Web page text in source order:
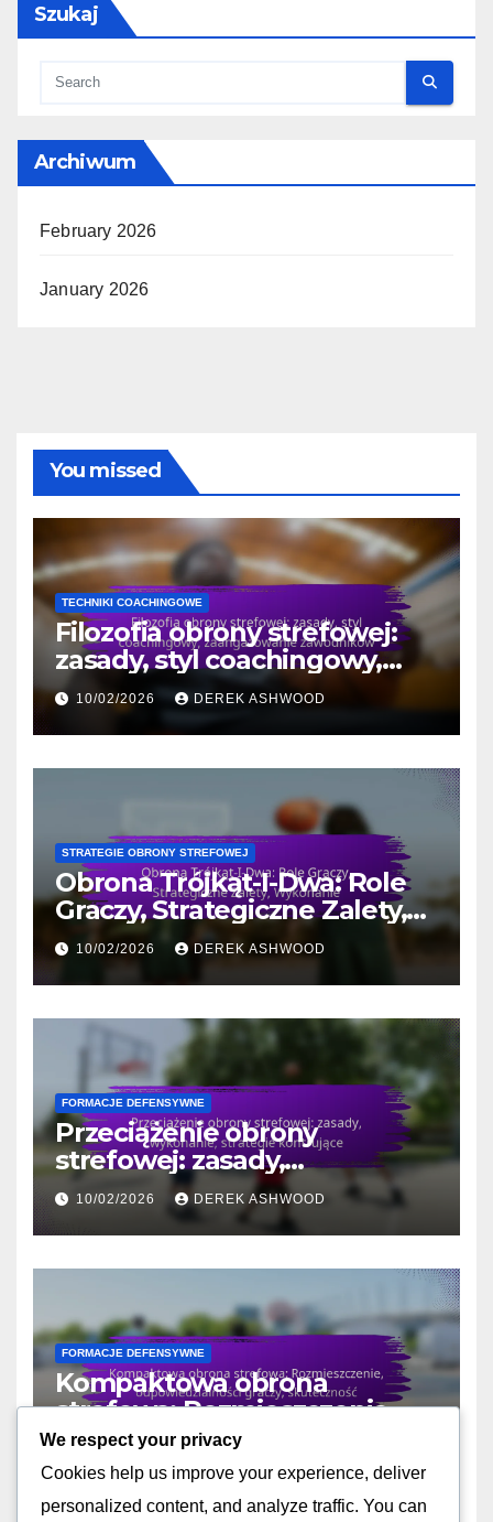
Szukaj
Archiwum
February 2026
January 2026
You missed
TECHNIKI COACHINGOWE
Filozofia obrony strefowej:
zasady, styl coachingowy,
zaangażowanie zawodników
10/02/2026 DEREK ASHWOOD
STRATEGIE OBRONY STREFOWEJ
Obrona Trójkąt-I-Dwa: Role
Graczy, Strategiczne Zalety,
Wykonanie
10/02/2026 DEREK ASHWOOD
FORMACJE DEFENSYWNE
Przeciążenie obrony
strefowej: zasady,
wykonanie, strategie
kontrujące
10/02/2026 DEREK ASHWOOD
FORMACJE DEFENSYWNE
Kompaktowa obrona
strefowa: Rozmieszczenie,
odpowiedzialności graczy,
skuteczność
10/02/2026 DEREK ASHWOOD
We respect your privacy
Cookies help us improve your experience, deliver
personalized content, and analyze traffic. You can